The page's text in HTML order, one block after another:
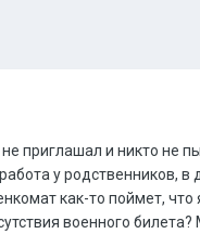
приглашал и никто не
у родственников,
как-то поймет,
военного